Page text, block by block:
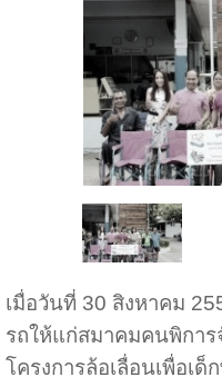
เมื่อวันที่ 30 สิงหาคม
รถให้แก่สมาคมคนพิกา
โครงการล้อเลื่อนเพื่อเด็